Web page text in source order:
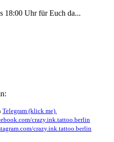
18:00 Uhr für Euch da...
Telegram (klick me).
crazy.ink.tattoo.berlin
crazy.ink.tattoo.berlin